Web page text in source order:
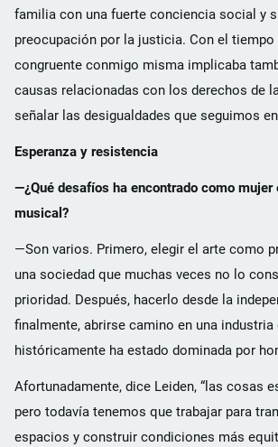
familia con una fuerte conciencia social y
preocupación por la justicia. Con el tiempo
congruente conmigo misma implicaba
causas relacionadas con los derechos de
señalar las desigualdades que seguimos
Esperanza y resistencia
—¿Qué desafíos ha encontrado como mujer
musical?
—Son varios. Primero, elegir el arte como
una sociedad que muchas veces no lo
prioridad. Después, hacerlo desde la
finalmente, abrirse camino en una industria
históricamente ha estado dominada por
Afortunadamente, dice Leiden, “las cosas
pero todavía tenemos que trabajar para
espacios y construir condiciones más